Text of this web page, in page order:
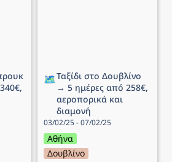
🗺️Ταξίδι στο Δουβλίνο
→ 5 ημέρες από 258€,
αεροπορικά και
διαμονή
03/02/25 - 07/02/25
Αθήνα
Δουβλίνο